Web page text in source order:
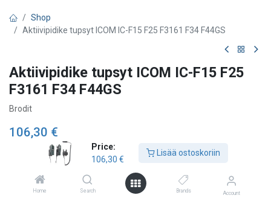
Price:
106,30 €
Lisää ostoskoriin
Home Search Brands Account
Shop
Aktiivipidike tupsyt ICOM IC-F15 F25 F3161 F34 F44GS
Aktiivipidike tupsyt ICOM IC-F15 F25
F3161 F34 F44GS
Brodit
106,30 €
Lisää ostoskoriin